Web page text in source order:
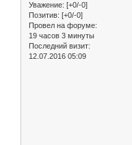
Уважение: [+0/-0]
Позитив: [+0/-0]
Провел на форуме:
19 часов 3 минуты
Последний визит:
12.07.2016 05:09